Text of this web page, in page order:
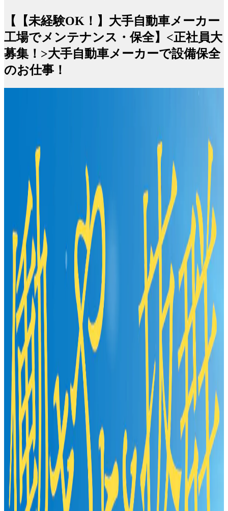
【【未経験OK！】大手自動車メーカー
工場でメンテナンス・保全】<正社員大
募集！>大手自動車メーカーで設備保全
のお仕事！